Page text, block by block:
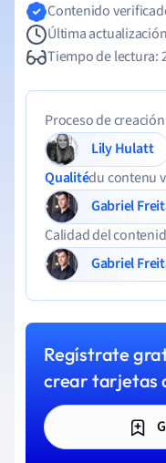
Contenido
Última
Tiempo de lectura:
Proceso de
Lily Hulatt
Qualitédu contenu
Gabriel
Calidad del
Gabriel
Regístrate
crear tarjetas